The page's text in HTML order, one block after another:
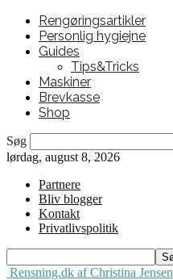
Rengøringsartikler
Personlig hygiejne
Guides
Tips&Tricks
Maskiner
Brevkasse
Shop
Søg
lørdag, august 8, 2026
Partnere
Bliv blogger
Kontakt
Privatlivspolitik
Rensning.dk af Christina Jensen